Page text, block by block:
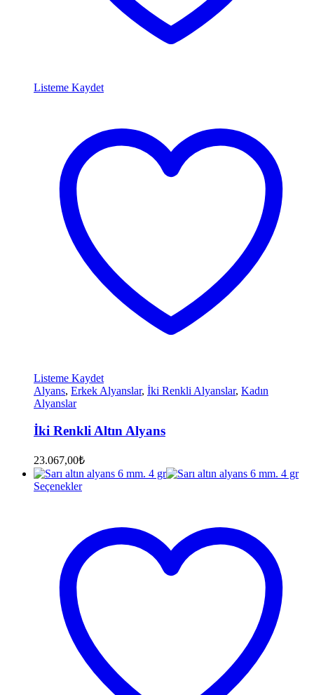
Listeme Kaydet
Listeme Kaydet
Alyans, Erkek Alyanslar, İki Renkli Alyanslar, Kadın
Alyanslar
İki Renkli Altın Alyans
23.067,00₺
Seçenekler